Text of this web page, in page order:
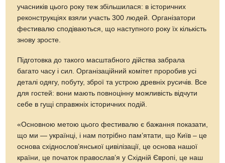
учасників цього року теж збільшилася: в історичних
реконструкціях взяли участь 300 людей. Організатори
фестивалю сподіваються, що наступного року їх кількість
знову зросте.
Підготовка до такого масштабного дійства забрала
багато часу і сил. Організаційний комітет проробив усі
деталі одягу, побуту, зброї та устрою древніх русичів. Все
для гостей: вони мають повноцінну можливість відчути
себе в гущі справжніх історичних подій.
«Основною метою цього фестивалю є бажання показати,
що ми — українці, і нам потрібно пам’ятати, що Київ – це
основа східнослов’янської цивілізації, це основа нашої
країни, це початок православ’я у Східній Європі, це наш